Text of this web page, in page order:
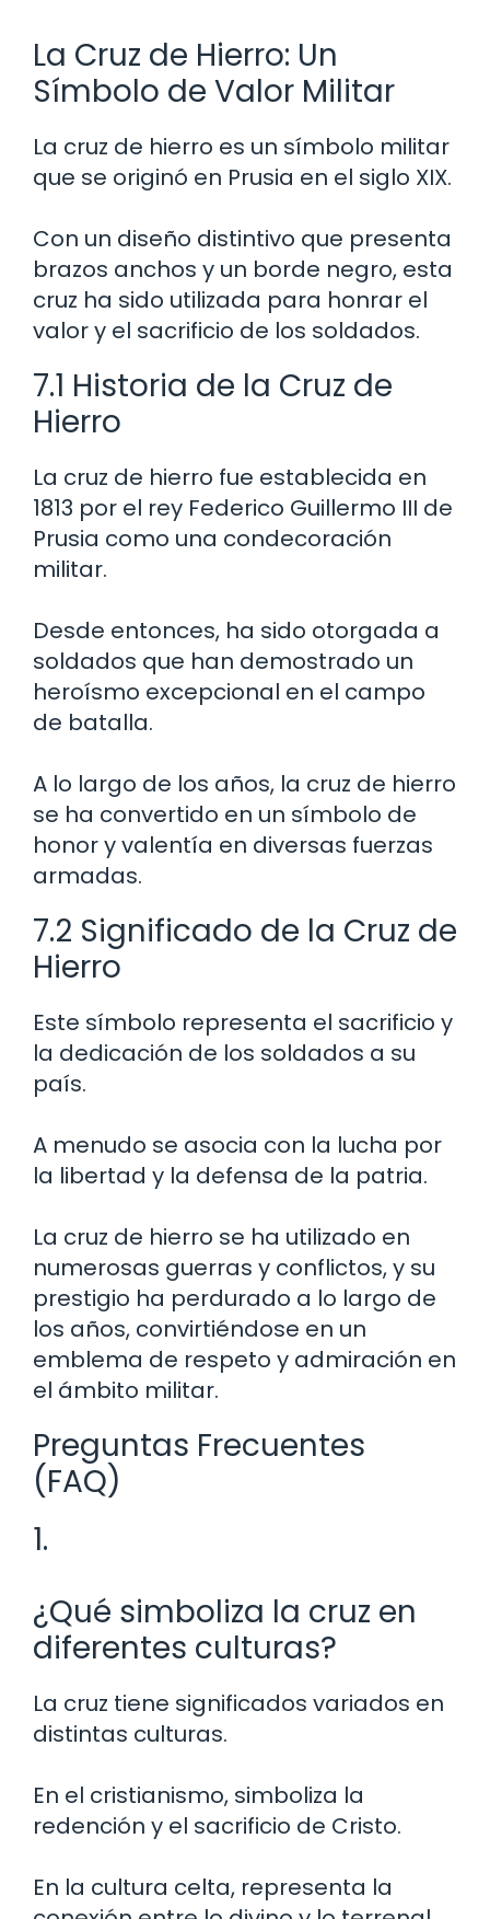
La Cruz de Hierro: Un
Símbolo de Valor Militar
La cruz de hierro es un símbolo militar
que se originó en Prusia en el siglo XIX.
Con un diseño distintivo que presenta
brazos anchos y un borde negro, esta
cruz ha sido utilizada para honrar el
valor y el sacrificio de los soldados.
7.1 Historia de la Cruz de
Hierro
La cruz de hierro fue establecida en
1813 por el rey Federico Guillermo III de
Prusia como una condecoración
militar.
Desde entonces, ha sido otorgada a
soldados que han demostrado un
heroísmo excepcional en el campo
de batalla.
A lo largo de los años, la cruz de hierro
se ha convertido en un símbolo de
honor y valentía en diversas fuerzas
armadas.
7.2 Significado de la Cruz de
Hierro
Este símbolo representa el sacrificio y
la dedicación de los soldados a su
país.
A menudo se asocia con la lucha por
la libertad y la defensa de la patria.
La cruz de hierro se ha utilizado en
numerosas guerras y conflictos, y su
prestigio ha perdurado a lo largo de
los años, convirtiéndose en un
emblema de respeto y admiración en
el ámbito militar.
Preguntas Frecuentes
(FAQ)
1.
¿Qué simboliza la cruz en
diferentes culturas?
La cruz tiene significados variados en
distintas culturas.
En el cristianismo, simboliza la
redención y el sacrificio de Cristo.
En la cultura celta, representa la